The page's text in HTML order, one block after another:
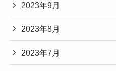
2023年9月
2023年8月
2023年7月